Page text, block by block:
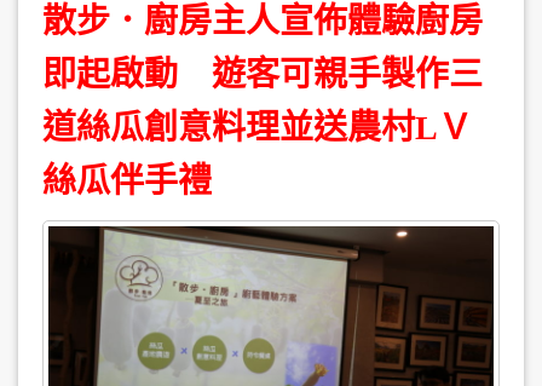
散步．廚房主人宣佈體驗廚房
即起啟動 遊客可親手製作三
道絲瓜創意料理並送農村LＶ
絲瓜伴手禮